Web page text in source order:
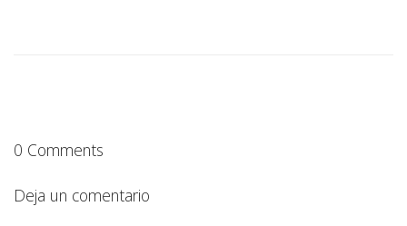
0 Comments
Deja un comentario